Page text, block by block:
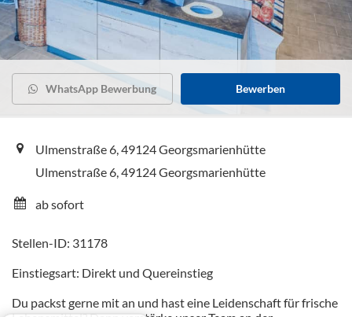
WhatsApp Bewerbung Bewerben
Ulmenstraße 6, 49124 Georgsmarienhütte
Ulmenstraße 6, 49124 Georgsmarienhütte
ab sofort
Stellen-ID: 31178
Einstiegsart: Direkt und Quereinstieg
Du packst gerne mit an und hast eine Leidenschaft für frische